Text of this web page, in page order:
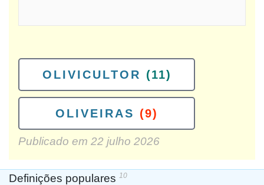
OLIVICULTOR (11)
OLIVEIRAS (9)
Publicado em 22 julho 2026
Definições populares 10